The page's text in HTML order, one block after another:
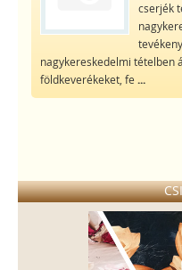
cserjék
nagykereskedelmi tételben
földkeverékeket, fe ...